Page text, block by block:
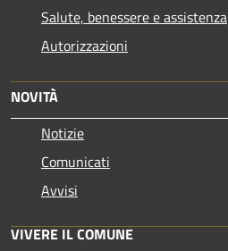
Salute, benessere e assistenza
Autorizzazioni
NOVITÀ
Notizie
Comunicati
Avvisi
VIVERE IL COMUNE